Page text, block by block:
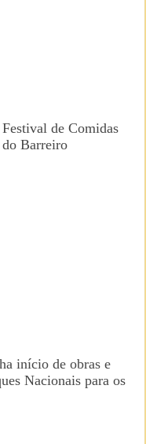
de Comidas
do Barreiro
início de obras e
Nacionais para os